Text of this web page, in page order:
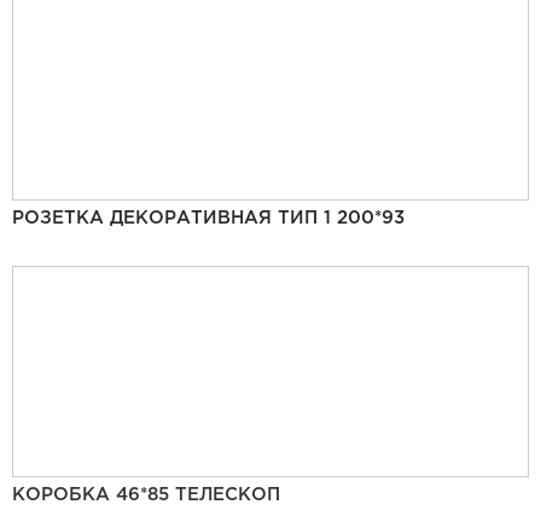
РОЗЕТКА ДЕКОРАТИВНАЯ ТИП 1 200*93
КОРОБКА 46*85 ТЕЛЕСКОП